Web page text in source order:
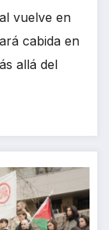
vuelve en
cabida en
allá del